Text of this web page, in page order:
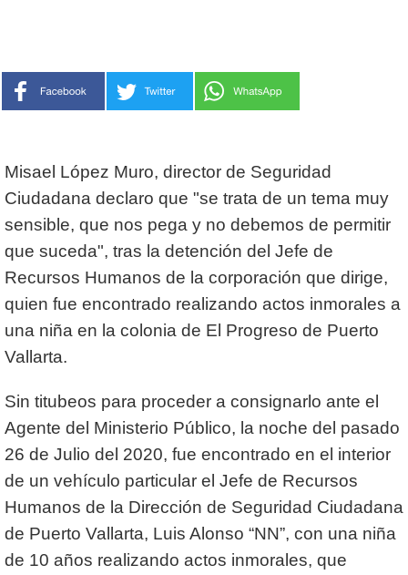
Misael López Muro, director de Seguridad
Ciudadana declaro que "se trata de un tema muy
sensible, que nos pega y no debemos de permitir
que suceda", tras la detención del Jefe de
Recursos Humanos de la corporación que dirige,
quien fue encontrado realizando actos inmorales a
una niña en la colonia de El Progreso de Puerto
Vallarta.
Sin titubeos para proceder a consignarlo ante el
Agente del Ministerio Público, la noche del pasado
26 de Julio del 2020, fue encontrado en el interior
de un vehículo particular el Jefe de Recursos
Humanos de la Dirección de Seguridad Ciudadana
de Puerto Vallarta, Luis Alonso “NN”, con una niña
de 10 años realizando actos inmorales, que